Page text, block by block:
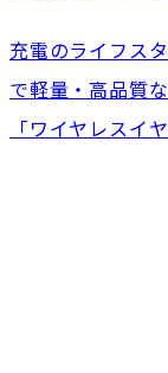
充電のライフス
で軽量・高品質
「ワイヤレスイ